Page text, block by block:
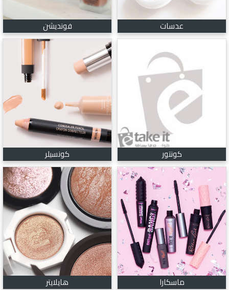
عدسات فونديشن
كونتور كونسيلر
ماسكارا هايلايتر